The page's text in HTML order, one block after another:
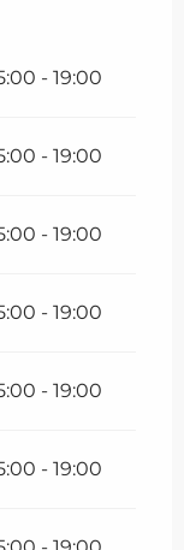
- 19:00
- 19:00
- 19:00
- 19:00
- 19:00
- 19:00